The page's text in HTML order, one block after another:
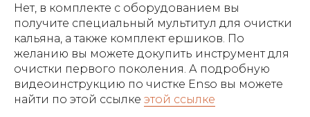
Нет, в комплекте с оборудованием вы
получите специальный мультитул для очистки
кальяна, а также комплект ершиков. По
желанию вы можете докупить инструмент для
очистки первого поколения. А подробную
видеоинструкцию по чистке Enso вы можете
найти по этой ссылке этой ссылке